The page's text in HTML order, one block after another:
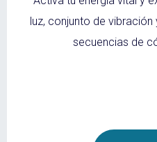
luz, conjunto de
secuencias de